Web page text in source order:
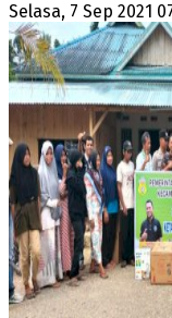
Selasa, 7 Sep 2021